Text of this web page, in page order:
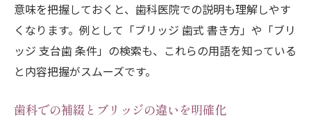
意味を把握しておくと、歯科医院での説明も理解しやす
くなります。例として「ブリッジ 歯式 書き方」や「ブリ
ッジ 支台歯 条件」の検索も、これらの用語を知っている
と内容把握がスムーズです。
歯科での補綴とブリッジの違いを明確化